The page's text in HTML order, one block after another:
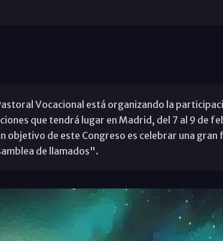
Vocacional está organizando la
que tendrá lugar en Madrid, del 7 al 9 de
objetivo de este Congreso es celebrar una gran
de llamados".